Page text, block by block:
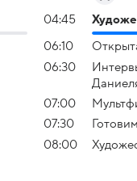
04:45
06:10
06:30
07:00
07:30
08:00